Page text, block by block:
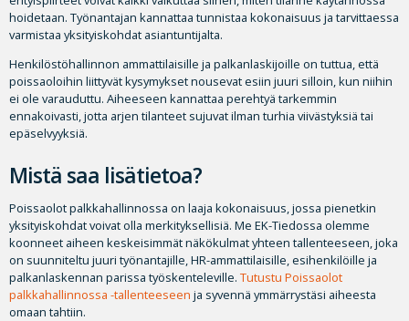
hoidetaan. Työnantajan kannattaa tunnistaa kokonaisuus ja tarvittaessa
varmistaa yksityiskohdat asiantuntijalta.
Henkilöstöhallinnon ammattilaisille ja palkanlaskijoille on tuttua, että
poissaoloihin liittyvät kysymykset nousevat esiin juuri silloin, kun niihin
ei ole varauduttu. Aiheeseen kannattaa perehtyä tarkemmin
ennakoivasti, jotta arjen tilanteet sujuvat ilman turhia viivästyksiä tai
epäselvyyksiä.
Mistä saa lisätietoa?
Poissaolot palkkahallinnossa on laaja kokonaisuus, jossa pienetkin
yksityiskohdat voivat olla merkityksellisiä. Me EK-Tiedossa olemme
koonneet aiheen keskeisimmät näkökulmat yhteen tallenteeseen, joka
on suunniteltu juuri työnantajille, HR-ammattilaisille, esihenkilöille ja
palkanlaskennan parissa työskenteleville. Tutustu Poissaolot
palkkahallinnossa -tallenteeseen ja syvennä ymmärrystäsi aiheesta
omaan tahtiin.